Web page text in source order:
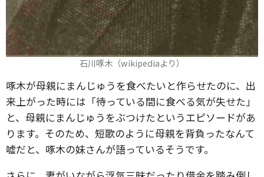
石川啄木（wikipediaより）
啄木が母親にまんじゅうを食べたいと作らせたのに、出
来上がった時には「待っている間に食べる気が失せた」
と、母親にまんじゅうをぶつけたというエピソードがあ
ります。そのため、短歌のように母親を背負ったなんて
嘘だと、啄木の妹さんが語っているそうです。